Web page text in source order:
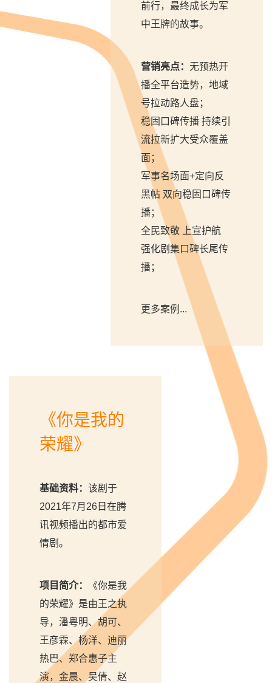
前行，最终成长为军
中王牌的故事。
营销亮点：无预热开
播全平台造势，地域
号拉动路人盘；
稳固口碑传播 持续引
流拉新扩大受众覆盖
面；
军事名场面+定向反
黑帖 双向稳固口碑传
播；
全民致敬 上宣护航
强化剧集口碑长尾传
播；
更多案例...
《你是我的
荣耀》
基础资料： 该剧于
2021年7月26日在腾
讯视频播出的都市爱
情剧。
项目简介：
《你是我
的荣耀》是由王之执
导，潘粤明、胡可、
王彦霖、杨洋、迪丽
热巴、郑合惠子主
演，金晨、吴倩、赵